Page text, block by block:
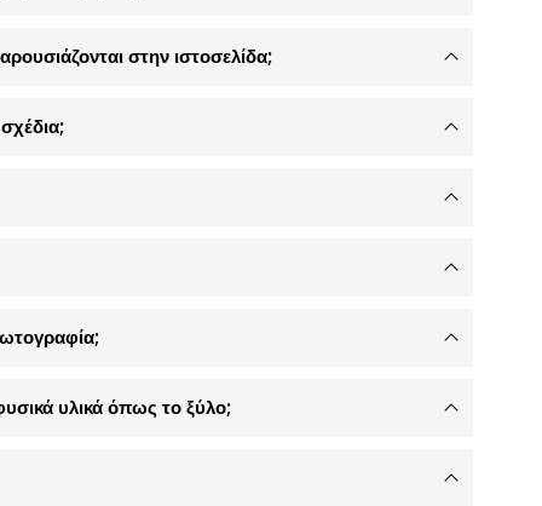
στην ιστοσελίδα;
υλικά όπως το ξύλο;